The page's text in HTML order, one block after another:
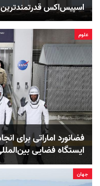
اسپیس‌اکس قدرتمندترین
علوم
فضانورد اماراتی برای
ایستگاه فضایی
جهان